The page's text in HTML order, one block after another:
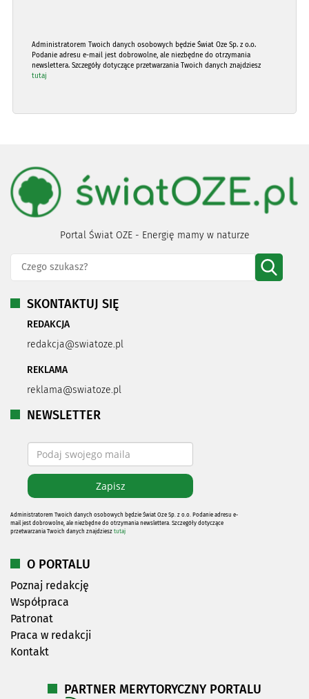
Administratorem Twoich danych osobowych będzie Świat Oze Sp. z o.o.
Podanie adresu e-mail jest dobrowolne, ale niezbędne do otrzymania
newslettera. Szczegóły dotyczące przetwarzania Twoich danych znajdziesz
tutaj
Portal Świat OZE - Energię mamy w naturze
SKONTAKTUJ SIĘ
REDAKCJA
redakcja@swiatoze.pl
REKLAMA
reklama@swiatoze.pl
NEWSLETTER
Administratorem Twoich danych osobowych będzie Świat Oze Sp. z o.o. Podanie adresu e-
mail jest dobrowolne, ale niezbędne do otrzymania newslettera. Szczegóły dotyczące
przetwarzania Twoich danych znajdziesz tutaj
O PORTALU
Poznaj redakcję
Współpraca
Patronat
Praca w redakcji
Kontakt
PARTNER MERYTORYCZNY PORTALU